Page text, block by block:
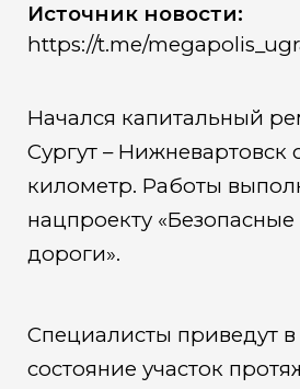
Источник новости:
https://t.me/
Начался капитальный
Сургут – Нижневартовск
километр. Работы
нацпроекту
дороги».
Специалисты приведут
состояние участок